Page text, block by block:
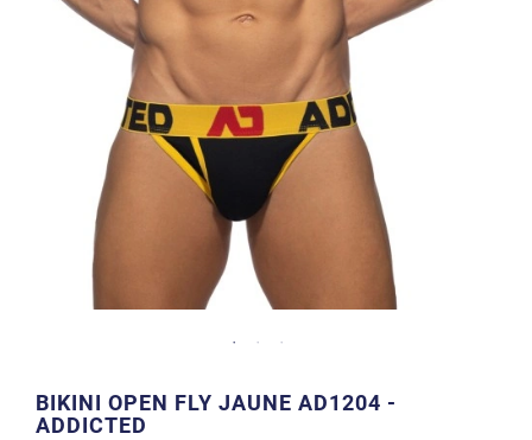
BIKINI OPEN FLY JAUNE AD1204 -
ADDICTED